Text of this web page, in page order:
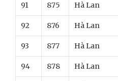
91 875 Hà Lan
92 876 Hà Lan
93 877 Hà Lan
94 878 Hà Lan